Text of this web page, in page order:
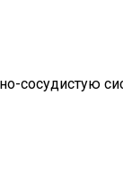
сосудистую